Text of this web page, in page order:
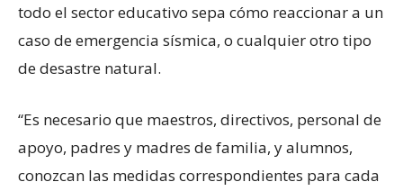
todo el sector educativo sepa cómo reaccionar a un
caso de emergencia sísmica, o cualquier otro tipo
de desastre natural.
“Es necesario que maestros, directivos, personal de
apoyo, padres y madres de familia, y alumnos,
conozcan las medidas correspondientes para cada